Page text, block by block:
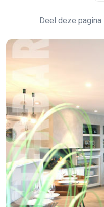
Deel deze pagina